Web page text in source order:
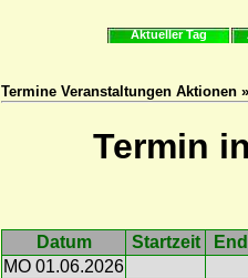
Aktueller Tag
Termine Veranstaltungen Aktionen
Termin
Datum Startzeit
MO 01.06.2026